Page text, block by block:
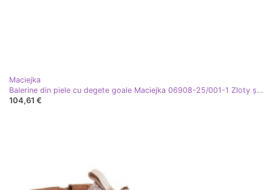
Maciejka
Balerine din piele cu degete goale Maciejka 06908-25/001-1 Zloty șterse de aur
104,61 €